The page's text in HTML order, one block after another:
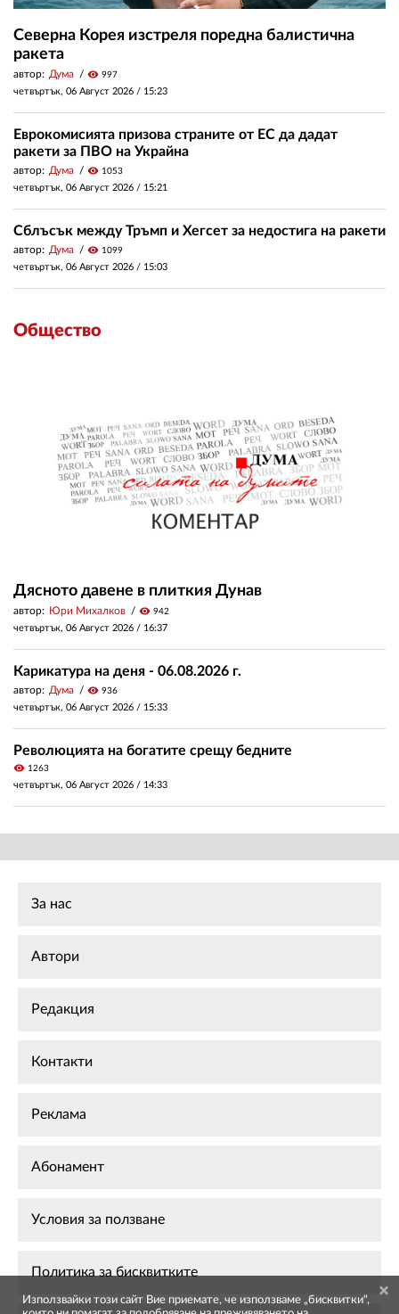
Северна Корея изстреля поредна балистична
ракета
автор: Дума visibility 997
четвъртък, 06 Август 2026 / 15:23
Еврокомисията призова страните от ЕС да дадат
ракети за ПВО на Украйна
автор: Дума visibility 1053
четвъртък, 06 Август 2026 / 15:21
Сблъсък между Тръмп и Хегсет за недостига на ракети
автор: Дума visibility 1099
четвъртък, 06 Август 2026 / 15:03
Общество
Дясното давене в плиткия Дунав
автор: Юри Михалков visibility 942
четвъртък, 06 Август 2026 / 16:37
Карикатура на деня - 06.08.2026 г.
автор: Дума visibility 936
четвъртък, 06 Август 2026 / 15:33
Революцията на богатите срещу бедните
visibility 1263
четвъртък, 06 Август 2026 / 14:33
За нас
Автори
Редакция
Контакти
Реклама
Абонамент
Условия за ползване
Политика за бисквитките
Използвайки този сайт Вие приемате, че използваме „бисквитки",